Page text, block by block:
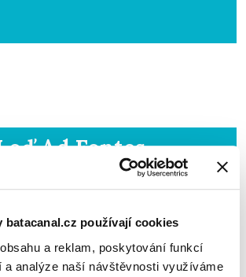
batacanal.cz používají cookies
a reklam, poskytování funkcí
a analýze naší návštěvnosti využíváme
Ad Fontes
nad Moravou